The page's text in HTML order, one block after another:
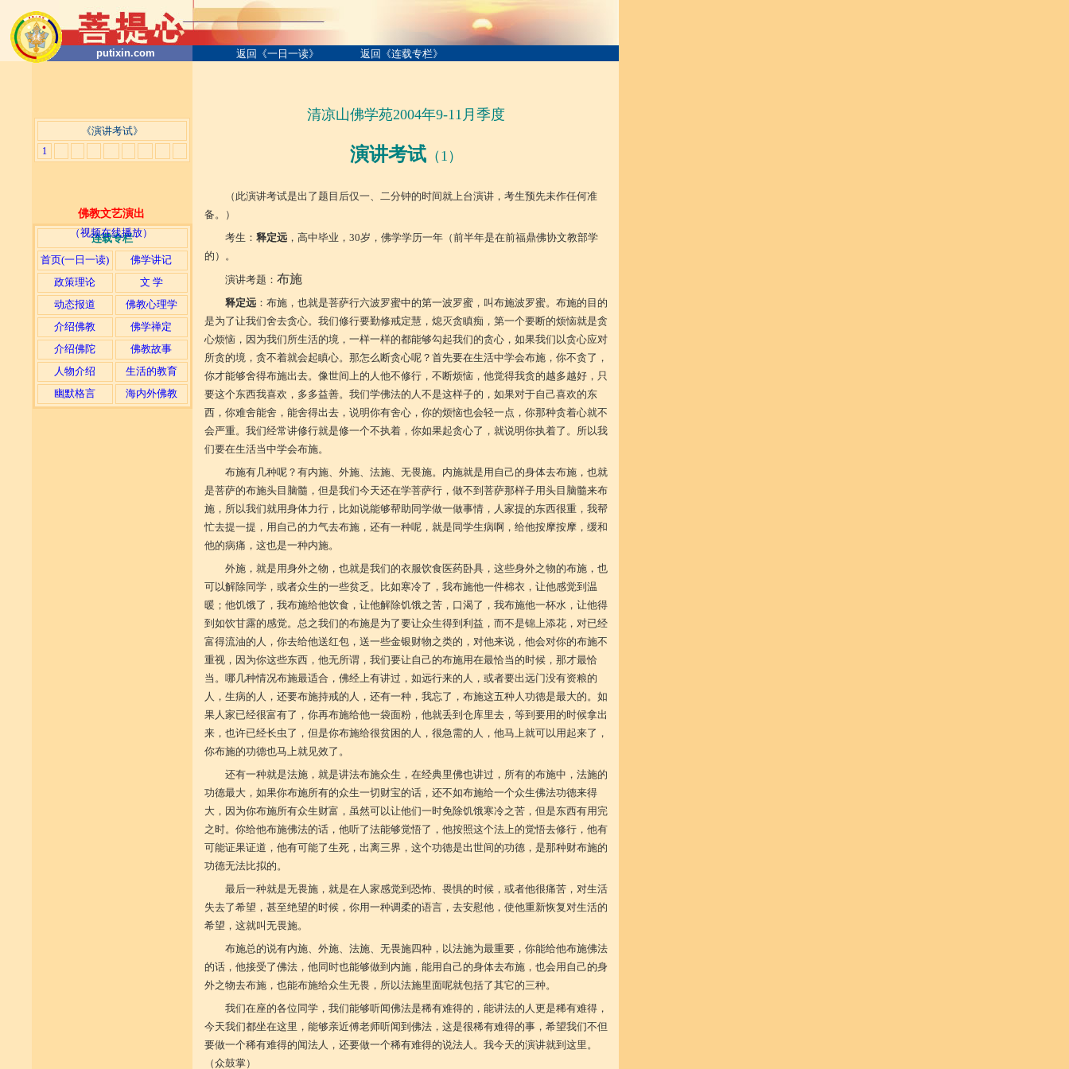
佛教文艺演出
（视频在线播放）
putixin.com 返回《一日一读》 返回《连载专栏》
连载专栏
首页(一日一读)
佛学讲记
政策理论
文 学
动态报道
佛教心理学
介绍佛教
佛学禅定
介绍佛陀
佛教故事
人物介绍
生活的教育
幽默格言
海内外佛教
清凉山佛学苑2004年9-11月季度
演讲考试 （1）
（此演讲考试是出了题目后仅一、二分钟的时间就上台演讲，考生预先未作任何准
备。）
考生： 释定远，高中毕业，30岁，佛学学历一年（前半年是在前福鼎佛协文教部学
的）。
演讲考题： 布施
释定远：布施，也就是菩萨行六波罗蜜中的第一波罗蜜，叫布施波罗蜜。布施的目的
是为了让我们舍去贪心。我们修行要勤修戒定慧，熄灭贪瞋痴，第一个要断的烦恼就是贪
心烦恼，因为我们所生活的境，一样一样的都能够勾起我们的贪心，如果我们以贪心应对
所贪的境，贪不着就会起瞋心。那怎么断贪心呢？首先要在生活中学会布施，你不贪了，
你才能够舍得布施出去。像世间上的人他不修行，不断烦恼，他觉得我贪的越多越好，只
要这个东西我喜欢，多多益善。我们学佛法的人不是这样子的，如果对于自己喜欢的东
西，你难舍能舍，能舍得出去，说明你有舍心，你的烦恼也会轻一点，你那种贪着心就不
会严重。我们经常讲修行就是修一个不执着，你如果起贪心了，就说明你执着了。所以我
们要在生活当中学会布施。
布施有几种呢？有内施、外施、法施、无畏施。内施就是用自己的身体去布施，也就
是菩萨的布施头目脑髓，但是我们今天还在学菩萨行，做不到菩萨那样子用头目脑髓来布
施，所以我们就用身体力行，比如说能够帮助同学做一做事情，人家提的东西很重，我帮
忙去提一提，用自己的力气去布施，还有一种呢，就是同学生病啊，给他按摩按摩，缓和
他的病痛，这也是一种内施。
外施，就是用身外之物，也就是我们的衣服饮食医药卧具，这些身外之物的布施，也
可以解除同学，或者众生的一些贫乏。比如寒冷了，我布施他一件棉衣，让他感觉到温
暖；他饥饿了，我布施给他饮食，让他解除饥饿之苦，口渴了，我布施他一杯水，让他得
到如饮甘露的感觉。总之我们的布施是为了要让众生得到利益，而不是锦上添花，对已经
富得流油的人，你去给他送红包，送一些金银财物之类的，对他来说，他会对你的布施不
重视，因为你这些东西，他无所谓，我们要让自己的布施用在最恰当的时候，那才最恰
当。哪几种情况布施最适合，佛经上有讲过，如远行来的人，或者要出远门没有资粮的
人，生病的人，还要布施持戒的人，还有一种，我忘了，布施这五种人功德是最大的。如
果人家已经很富有了，你再布施给他一袋面粉，他就丢到仓库里去，等到要用的时候拿出
来，也许已经长虫了，但是你布施给很贫困的人，很急需的人，他马上就可以用起来了，
你布施的功德也马上就见效了。
还有一种就是法施，就是讲法布施众生，在经典里佛也讲过，所有的布施中，法施的
功德最大，如果你布施所有的众生一切财宝的话，还不如布施给一个众生佛法功德来得
大，因为你布施所有众生财富，虽然可以让他们一时免除饥饿寒冷之苦，但是东西有用完
之时。你给他布施佛法的话，他听了法能够觉悟了，他按照这个法上的觉悟去修行，他有
可能证果证道，他有可能了生死，出离三界，这个功德是出世间的功德，是那种财布施的
功德无法比拟的。
最后一种就是无畏施，就是在人家感觉到恐怖、畏惧的时候，或者他很痛苦，对生活
失去了希望，甚至绝望的时候，你用一种调柔的语言，去安慰他，使他重新恢复对生活的
希望，这就叫无畏施。
布施总的说有内施、外施、法施、无畏施四种，以法施为最重要，你能给他布施佛法
的话，他接受了佛法，他同时也能够做到内施，能用自己的身体去布施，也会用自己的身
外之物去布施，也能布施给众生无畏，所以法施里面呢就包括了其它的三种。
我们在座的各位同学，我们能够听闻佛法是稀有难得的，能讲法的人更是稀有难得，
今天我们都坐在这里，能够亲近傅老师听闻到佛法，这是很稀有难得的事，希望我们不但
要做一个稀有难得的闻法人，还要做一个稀有难得的说法人。我今天的演讲就到这里。
（众鼓掌）
《演讲考试》
1